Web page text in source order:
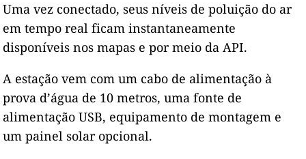
Uma vez conectado, seus níveis de poluição do ar
em tempo real ficam instantaneamente
disponíveis nos mapas e por meio da API.
A estação vem com um cabo de alimentação à
prova d’água de 10 metros, uma fonte de
alimentação USB, equipamento de montagem e
um painel solar opcional.